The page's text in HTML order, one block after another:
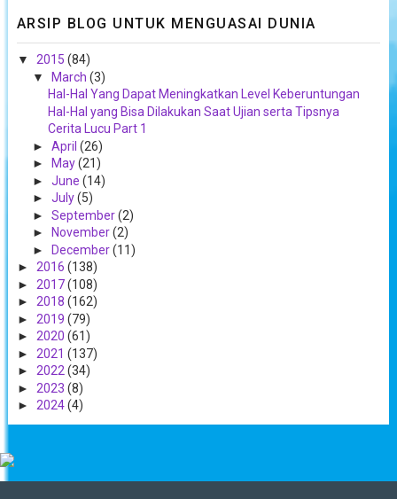
ARSIP BLOG UNTUK MENGUASAI DUNIA
▼ 2015 (84)
▼ March (3)
Hal-Hal Yang Dapat Meningkatkan Level Keberuntungan
Hal-Hal yang Bisa Dilakukan Saat Ujian serta Tipsnya
Cerita Lucu Part 1
► April (26)
►
May(21)
► June (14)
► July(5)
► September(2)
►
November(2)
► December(11)
► 2016 (138)
► 2017(108)
► 2018 (162)
► 2019 (79)
► 2020 (61)
► 2021 (137)
► 2022 (34)
► 2023 (8)
► 2024(4)